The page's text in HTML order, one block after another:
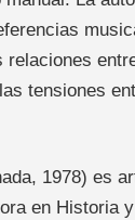
relaciones
tensiones
1978) es
en Historia